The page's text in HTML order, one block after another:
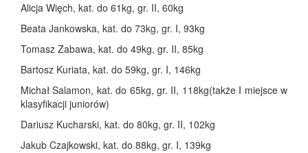
Alicja Więch, kat. do 61kg, gr. II, 60kg
Beata Jankowska, kat. do 73kg, gr. I, 93kg
Tomasz Zabawa, kat. do 49kg, gr. II, 85kg
Bartosz Kuriata, kat. do 59kg, gr. I, 146kg
Michał Salamon, kat. do 65kg, gr. II, 118kg(także I miejsce w
klasyfikacji juniorów)
Dariusz Kucharski, kat. do 80kg, gr. II, 102kg
Jakub Czajkowski, kat. do 88kg, gr. I, 139kg